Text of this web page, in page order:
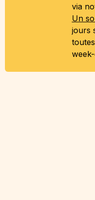
via
Un
jours